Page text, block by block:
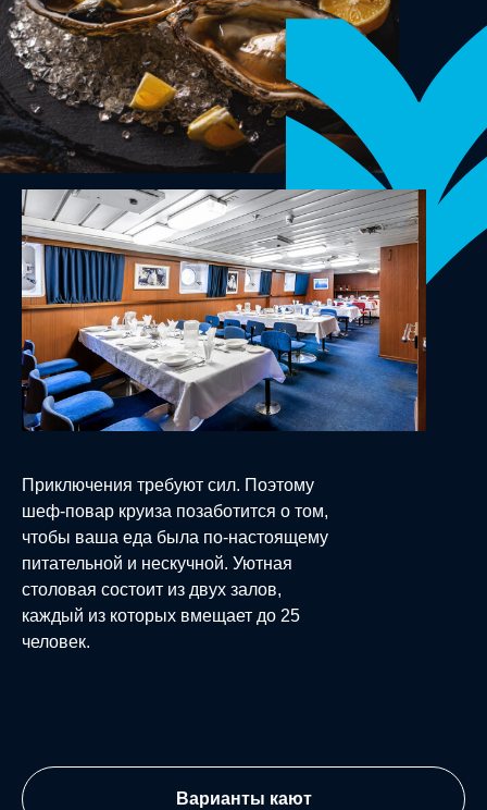
Приключения требуют сил. Поэтому
шеф-повар круиза позаботится о том,
чтобы ваша еда была по-настоящему
питательной и нескучной. Уютная
столовая состоит из двух залов,
каждый из которых вмещает до 25
человек.
Варианты кают